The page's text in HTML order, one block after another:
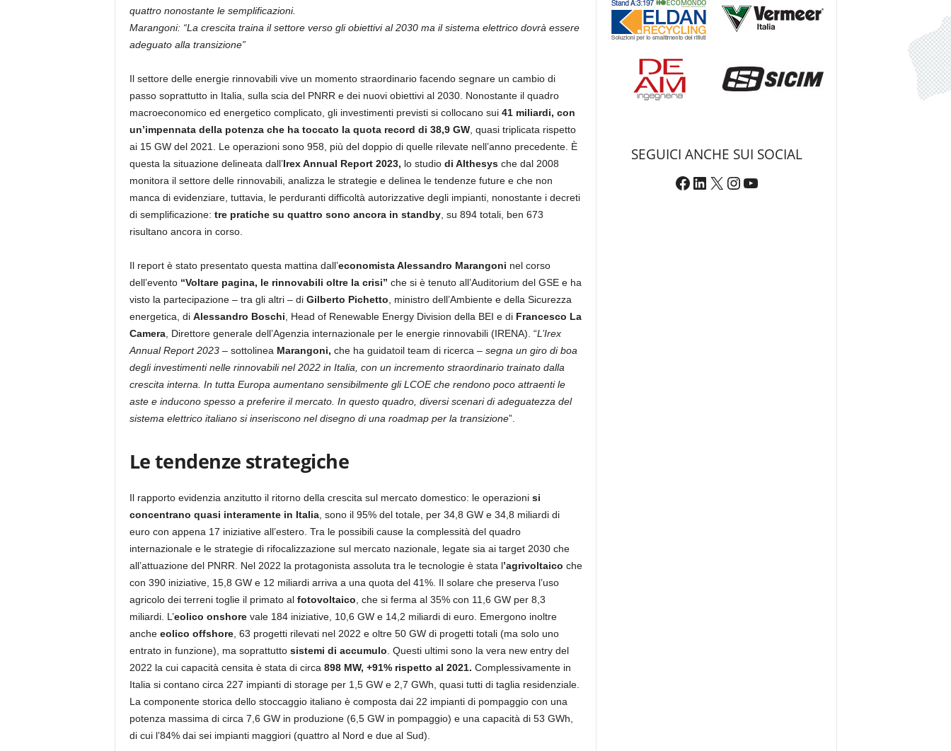
quattro nonostante le semplificazioni.
Marangoni: “La crescita traina il settore verso gli obiettivi al 2030 ma il sistema elettrico dovrà essere
adeguato alla transizione”
Il settore delle energie rinnovabili vive un momento straordinario facendo segnare un cambio di
passo soprattutto in Italia, sulla scia del PNRR e dei nuovi obiettivi al 2030. Nonostante il quadro
macroeconomico ed energetico complicato, gli investimenti previsti si collocano sui 41 miliardi, con
un’impennata della potenza che ha toccato la quota record di 38,9 GW, quasi triplicata rispetto
ai 15 GW del 2021. Le operazioni sono 958, più del doppio di quelle rilevate nell’anno precedente. È
questa la situazione delineata dall’Irex Annual Report 2023, lo studiodi Althesysche dal 2008
monitora il settore delle rinnovabili, analizza le strategie e delinea le tendenze future e che non
manca di evidenziare, tuttavia, le perduranti difficoltà autorizzative degli impianti, nonostante i decreti
di semplificazione: tre pratiche su quattro sono ancora in standby, su 894 totali, ben 673
risultano ancora in corso.
Il report è stato presentato questa mattina dall’economista Alessandro Marangoni nel corso
dell’evento “Voltare pagina, le rinnovabili oltre la crisi” che si è tenuto all’Auditorium del GSE e ha
visto la partecipazione – tra gli altri – di Gilberto Pichetto , ministro dell’Ambiente e della Sicurezza
energetica, di Alessandro Boschi , Head of Renewable Energy Division della BEI e di Francesco La
Camera, Direttore generale dell’Agenzia internazionale per le energie rinnovabili (IRENA). “L’Irex
Annual Report 2023– sottolinea Marangoni, che ha guidatoil team di ricerca – segna un giro di boa
degli investimenti nelle rinnovabili nel 2022 in Italia, con un incremento straordinario trainato dalla
crescita interna. In tutta Europa aumentano sensibilmente gli LCOE che rendono poco attraenti le
aste e inducono spesso a preferire il mercato. In questo quadro, diversi scenari di adeguatezza del
sistema elettrico italiano si inseriscono nel disegno di una roadmap per la transizione”.
Le tendenze strategiche
Il rapporto evidenzia anzitutto il ritorno della crescita sul mercato domestico: le operazioni si
concentrano quasi interamente in Italia, sono il 95% del totale, per 34,8 GW e 34,8 miliardi di
euro con appena 17 iniziative all’estero. Tra le possibili cause la complessità del quadro
internazionale e le strategie di rifocalizzazione sul mercato nazionale, legate sia ai target 2030 che
all’attuazione del PNRR. Nel 2022 la protagonista assoluta tra le tecnologie è stata l’agrivoltaico che
con 390 iniziative, 15,8 GW e 12 miliardi arriva a una quota del 41%. Il solare che preserva l’uso
agricolo dei terreni toglie il primato al fotovoltaico , che si ferma al 35% con 11,6 GW per 8,3
miliardi. L’eolico onshore vale 184 iniziative, 10,6 GW e 14,2 miliardi di euro. Emergono inoltre
anche eolico offshore, 63 progetti rilevati nel 2022 e oltre 50 GW di progetti totali (ma solo uno
entrato in funzione), ma soprattutto sistemi di accumulo . Questi ultimi sono la vera new entry del
2022 la cui capacità censita è stata di circa 898 MW, +91% rispetto al 2021. Complessivamente in
Italia si contano circa 227 impianti di storage per 1,5 GW e 2,7 GWh, quasi tutti di taglia residenziale.
La componente storica dello stoccaggio italiano è composta dai 22 impianti di pompaggio con una
potenza massima di circa 7,6 GW in produzione (6,5 GW in pompaggio) e una capacità di 53 GWh,
di cui l’84% dai sei impianti maggiori (quattro al Nord e due al Sud).
SEGUICI ANCHE SUI SOCIAL
Facebook
LinkedIn
X Instagram
YouTube